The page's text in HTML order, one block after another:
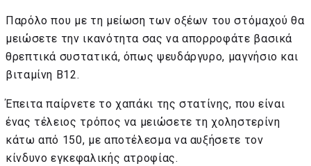
Παρόλο που με τη μείωση των οξέων του στόμαχού θα
μειώσετε την ικανότητα σας να απορροφάτε βασικά
θρεπτικά συστατικά, όπως ψευδάργυρο, μαγνήσιο και
βιταμίνη Β12.
Έπειτα παίρνετε το χαπάκι της στατίνης, που είναι
ένας τέλειος τρόπος να μειώσετε τη χοληστερίνη
κάτω από 150, με αποτέλεσμα να αυξήσετε τον
κίνδυνο εγκεφαλικής ατροφίας.